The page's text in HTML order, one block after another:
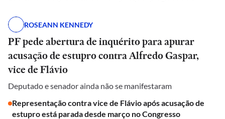
ROSEANN KENNEDY
PF pede abertura de inquérito para apurar
acusação de estupro contra Alfredo Gaspar,
vice de Flávio
Deputado e senador ainda não se manifestaram
Representação contra vice de Flávio após acusação de
estupro está parada desde março no Congresso